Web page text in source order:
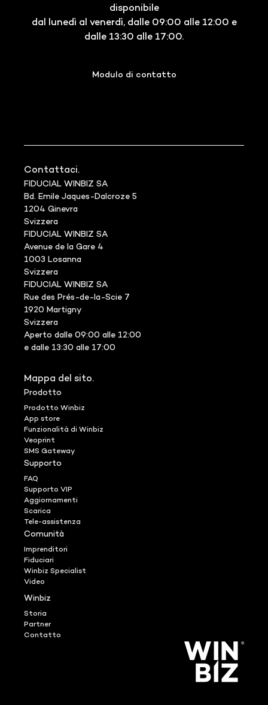
disponibile
dal lunedì al venerdì, dalle 09:00 alle 12:00 e
dalle 13:30 alle 17:00.
Modulo di contatto
Contattaci.
FIDUCIAL WINBIZ SA
Bd. Emile Jaques-Dalcroze 5
1204 Ginevra
Svizzera
FIDUCIAL WINBIZ SA
Avenue de la Gare 4
1003 Losanna
Svizzera
FIDUCIAL WINBIZ SA
Rue des Prés-de-la-Scie 7
1920 Martigny
Svizzera
Aperto dalle 09:00 alle 12:00
e dalle 13:30 alle 17:00
Mappa del sito.
Prodotto
Prodotto Winbiz
App store
Funzionalità di Winbiz
Veoprint
SMS Gateway
Supporto
FAQ
Supporto VIP
Aggiornamenti
Scarica
Tele-assistenza
Comunità
Imprenditori
Fiduciari
Winbiz Specialist
Video
Winbiz
Storia
Partner
Contatto